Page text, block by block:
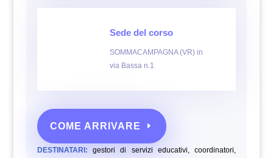
Sede del corso
SOMMACAMPAGNA (VR) in
via Bassa n.1
COME ARRIVARE
DESTINATARI:
gestori di servizi educativi, coordinatori,